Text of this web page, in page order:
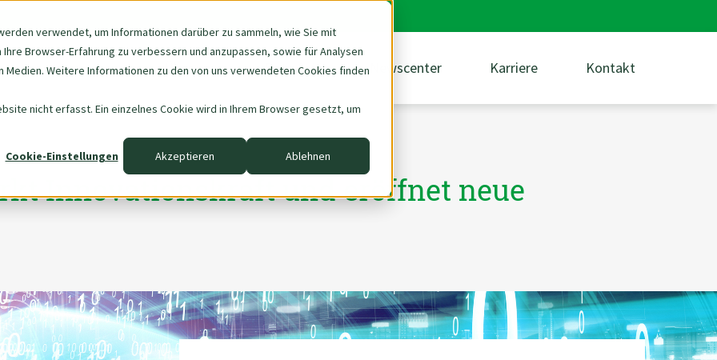
verwendet, um Informationen darüber zu sammeln, wie Sie mit
Browser-Erfahrung zu verbessern und anzupassen, sowie für Analysen
Weitere Informationen zu den von uns verwendeten Cookies finden
nicht erfasst. Ein einzelnes Cookie wird in Ihrem Browser gesetzt, um
Cookie-Einstellungen
Akzeptieren Ablehnen
Navigation
überspringen
Über uns Data & AI Newscenter Karriere Kontakt
Innovationskraft und eröffnet neue